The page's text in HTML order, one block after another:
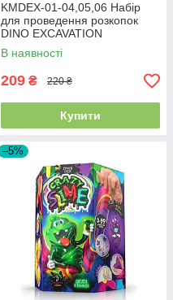
KMDEX-01-04,05,06 Набір
для проведення розкопок
DINO EXCAVATION
динозаври укр.
В наявності
209 ₴ 220 ₴
Купити
–5%